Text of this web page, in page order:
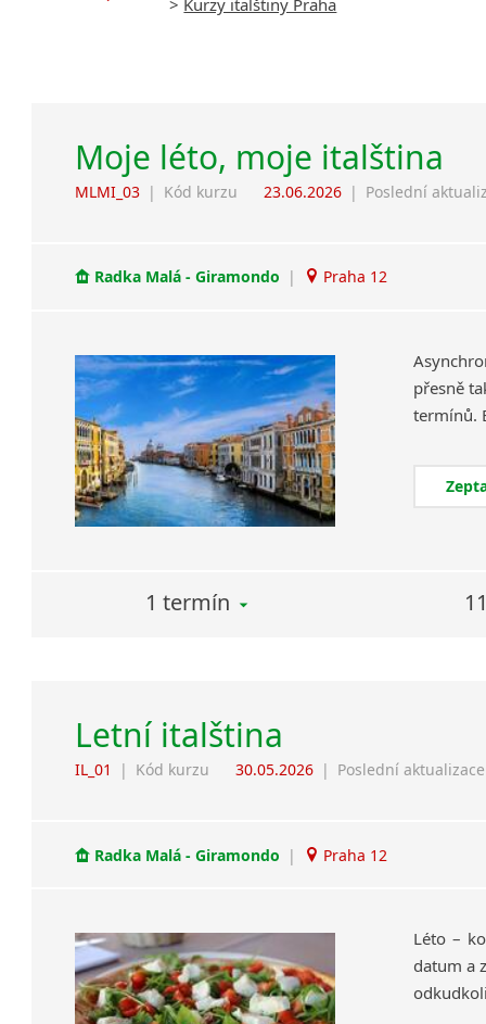
Moje léto, moje italština
MLMI_03 | Kód kurzu 23.06.2026 | Poslední
Radka Malá - Giramondo | Praha 12
přesně
1 termín
Letní italština
IL_01 | Kód kurzu 30.05.2026 | Poslední aktualizace
Radka Malá - Giramondo | Praha 12
Léto –
datum a